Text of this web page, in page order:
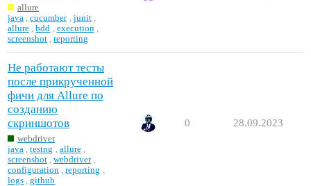
allure
java
,cucumber junit
allure ,bdd execution
screenshot ,reporting
Не работают тесты
после прикрученной
фичи для Allure по
созданию
скриншотов
webdriver
java
,testng allure
screenshot ,webdriver
configuration
,reporting
logs ,github
0 28.09.2023